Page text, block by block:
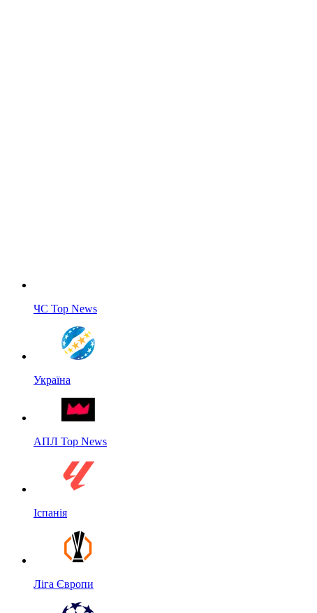
ЧС Top News
Україна
АПЛ Top News
Іспанія
Ліга Європи